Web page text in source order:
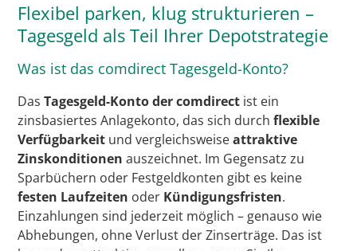
Flexibel parken, klug strukturieren –
Tagesgeld als Teil Ihrer Depotstrategie
Was ist das comdirect Tagesgeld-Konto?
DasTagesgeld-Konto der comdirect ist ein
zinsbasiertes Anlagekonto, das sich durchflexible
Verfügbarkeit und vergleichsweiseattraktive
Zinskonditionen auszeichnet. Im Gegensatz zu
Sparbüchern oder Festgeldkonten gibt es keine
festen Laufzeiten oder Kündigungsfristen.
Einzahlungen sind jederzeit möglich – genauso wie
Abhebungen, ohne Verlust der Zinserträge. Das ist